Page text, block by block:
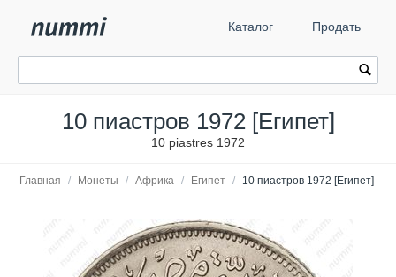
Каталог Продать
10 пиастров 1972 [Египет]
10 piastres 1972
Главная / Монеты / Африка / Египет / 10 пиастров 1972 [Египет]